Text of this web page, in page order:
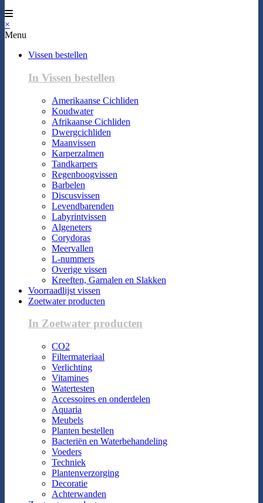
×
Menu
Vissen bestellen
In Vissen bestellen
Amerikaanse Cichliden
Koudwater
Afrikaanse Cichliden
Dwergcichliden
Maanvissen
Karperzalmen
Tandkarpers
Regenboogvissen
Barbelen
Discusvissen
Levendbarenden
Labyrintvissen
Algeneters
Corydoras
Meervallen
L-nummers
Overige vissen
Kreeften, Garnalen en Slakken
Voorraadlijst vissen
Zoetwater producten
In Zoetwater producten
CO2
Filtermateriaal
Verlichting
Vitamines
Watertesten
Accessoires en onderdelen
Aquaria
Meubels
Planten bestellen
Bacteriën en Waterbehandeling
Voeders
Techniek
Plantenverzorging
Decoratie
Achterwanden